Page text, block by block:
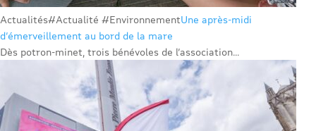
Actualités#Actualité #EnvironnementUne après-midi
d’émerveillement au bord de la mare
Dès potron-minet, trois bénévoles de l’association...